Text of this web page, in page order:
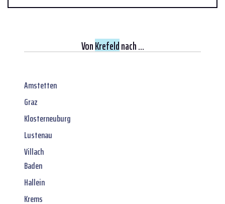
VonKrefeldnach ...
Amstetten
Graz
Klosterneuburg
Lustenau
Villach
Baden
Hallein
Krems